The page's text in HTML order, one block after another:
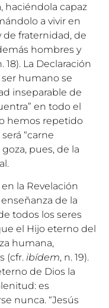
haciéndola capaz
a vivir en
de fraternidad, de
hombres y
18). La Declaración
humano se
inseparable de
en todo el
hemos repetido
“carne
pues, de la
la Revelación
de la
todos los seres
el Hijo eterno del
humana,
(cfr. ibídem, n. 19).
de Dios la
es
nunca. “Jesús